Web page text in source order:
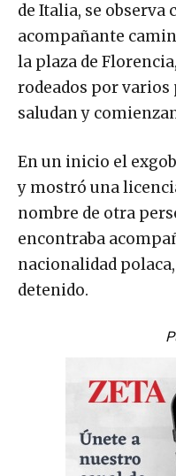
de Italia, se observa
acompañante
la plaza de
rodeados por
saludan y
En un inicio el
y mostró una
nombre de otra
encontraba
nacionalidad
detenido.